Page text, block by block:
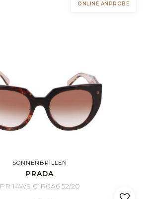
ONLINE ANPROBE
SONNENBRILLEN
PRADA
PR 14WS 01R0A6 52/20